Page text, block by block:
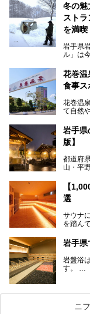
冬の魅
スト
を満喫
岩手県
ル」は
の後"）
（新星
喫でき
ンスホ
───
提供元
この記
花巻温
食事ス
花巻温
て自然
この記
観光ス
花巻温
岩手県
版】
都道府
山・平
三陸の
大自然
す。今
【
選
サウナ
を踏ん
そこで
の施設
サクッ
リの場
岩手県
岩盤浴
す。
今回は
を紹介
温度も
ニ